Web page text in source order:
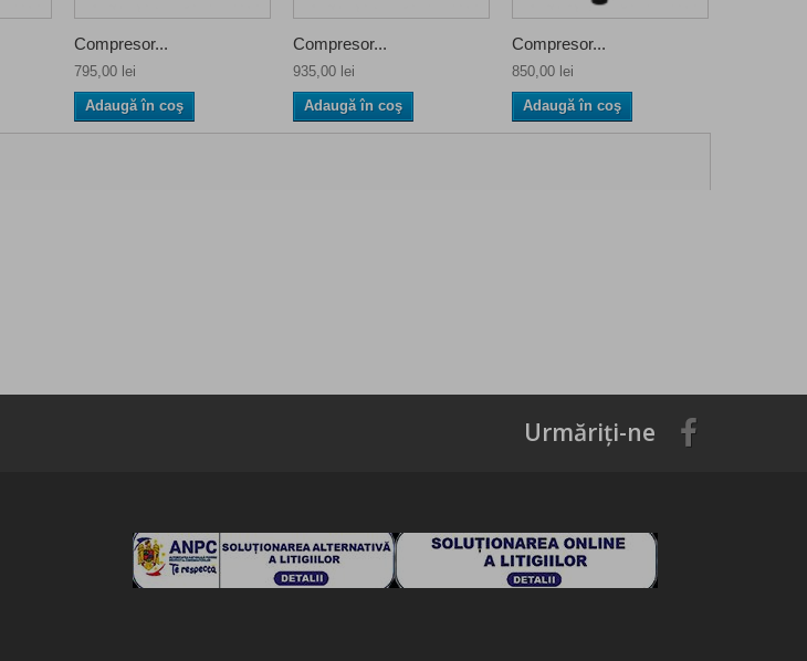
Compresor...
795,00 lei
Adaugă în coş
Compresor...
935,00 lei
Adaugă în coş
Compresor...
850,00 lei
Adaugă în coş
Urmăriți-ne